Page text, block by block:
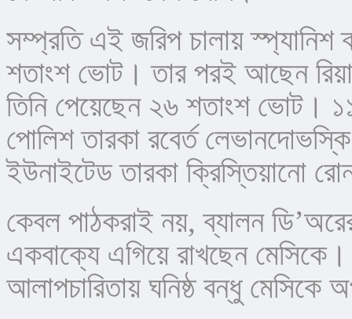
সম্প্রতি এই জরিপ চালায় স্প্যানিশ
শতাংশ ভোট। তার পরই আছেন
তিনি পেয়েছেন ২৬ শতাংশ ভোট।
পোলিশ তারকা রবের্ত
ইউনাইটেড তারকা ক্রিস্তিয়ানো
কেবল পাঠকরাই নয়, ব্যালন
একবাক্যে এগিয়ে রাখছেন মেসিকে।
আলাপচারিতায় ঘনিষ্ঠ বন্ধু মেসিকে